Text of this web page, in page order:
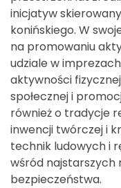
inicjatyw
konińskiego. W
na promowaniu
udziale w
aktywności
społecznej i
również o tradycje
inwencji twórczej i
technik ludowych i
wśród najstarszych
bezpieczeństwa.